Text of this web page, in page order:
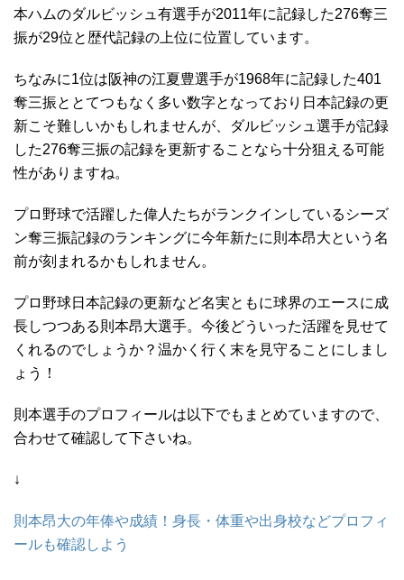
本ハムのダルビッシュ有選手が2011年に記録した276奪三
振が29位と歴代記録の上位に位置しています。
ちなみに1位は阪神の江夏豊選手が1968年に記録した401
奪三振ととてつもなく多い数字となっており日本記録の更
新こそ難しいかもしれませんが、ダルビッシュ選手が記録
した276奪三振の記録を更新することなら十分狙える可能
性がありますね。
プロ野球で活躍した偉人たちがランクインしているシーズ
ン奪三振記録のランキングに今年新たに則本昂大という名
前が刻まれるかもしれません。
プロ野球日本記録の更新など名実ともに球界のエースに成
長しつつある則本昂大選手。今後どういった活躍を見せて
くれるのでしょうか？温かく行く末を見守ることにしまし
ょう！
則本選手のプロフィールは以下でもまとめていますので、
合わせて確認して下さいね。
↓
則本昂大の年俸や成績！身長・体重や出身校などプロフィ
ールも確認しよう